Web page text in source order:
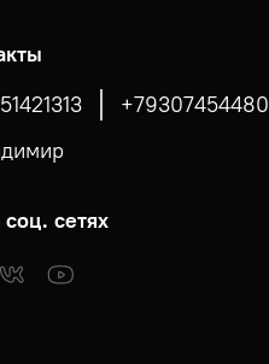
+79307454480
сетях